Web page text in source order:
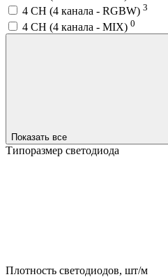
4 CH (4 канала - RGBW) 3
4 CH (4 канала - MIX) 0
Показать все
Типоразмер светодиода
Плотность светодиодов, шт/м